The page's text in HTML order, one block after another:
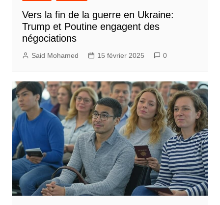
Vers la fin de la guerre en Ukraine:
Trump et Poutine engagent des
négociations
Said Mohamed 15 février 2025 0